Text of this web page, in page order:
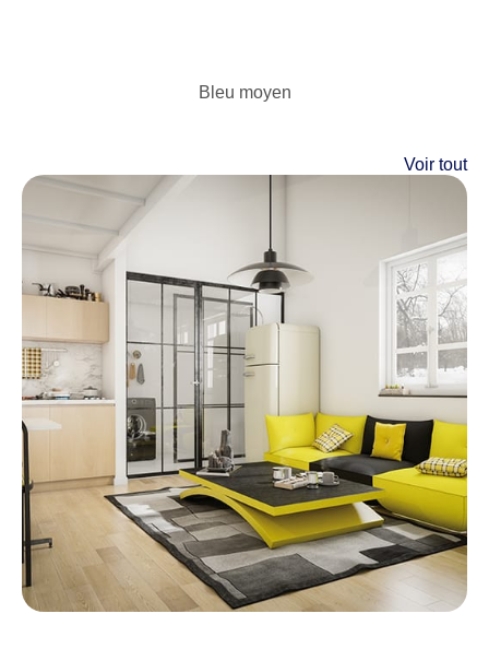
Bleu moyen
Voir tout